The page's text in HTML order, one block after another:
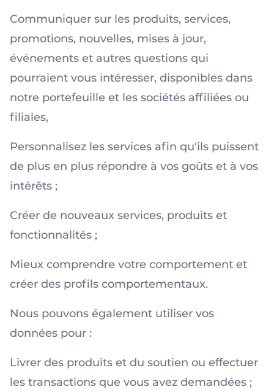
Communiquer sur les produits, services,
promotions, nouvelles, mises à jour,
événements et autres questions qui
pourraient vous intéresser, disponibles dans
notre portefeuille et les sociétés affiliées ou
filiales,
Personnalisez les services afin qu'ils puissent
de plus en plus répondre à vos goûts et à vos
intérêts ;
Créer de nouveaux services, produits et
fonctionnalités ;
Mieux comprendre votre comportement et
créer des profils comportementaux.
Nous pouvons également utiliser vos
données pour :
Livrer des produits et du soutien ou effectuer
les transactions que vous avez demandées ;